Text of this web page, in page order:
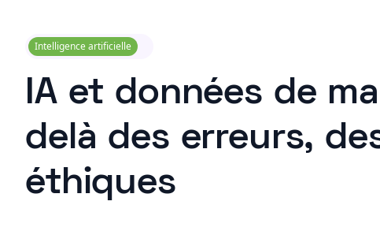
Intelligence artificielle
IA et données de
delà des erreurs,
éthiques